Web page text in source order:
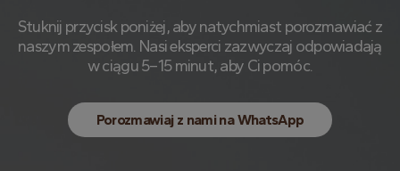
Stuknij przycisk poniżej, aby natychmiast porozmawiać z
naszym zespołem. Nasi eksperci zazwyczaj odpowiadają
w ciągu 5–15 minut, aby Ci pomóc.
Porozmawiaj z nami na WhatsApp